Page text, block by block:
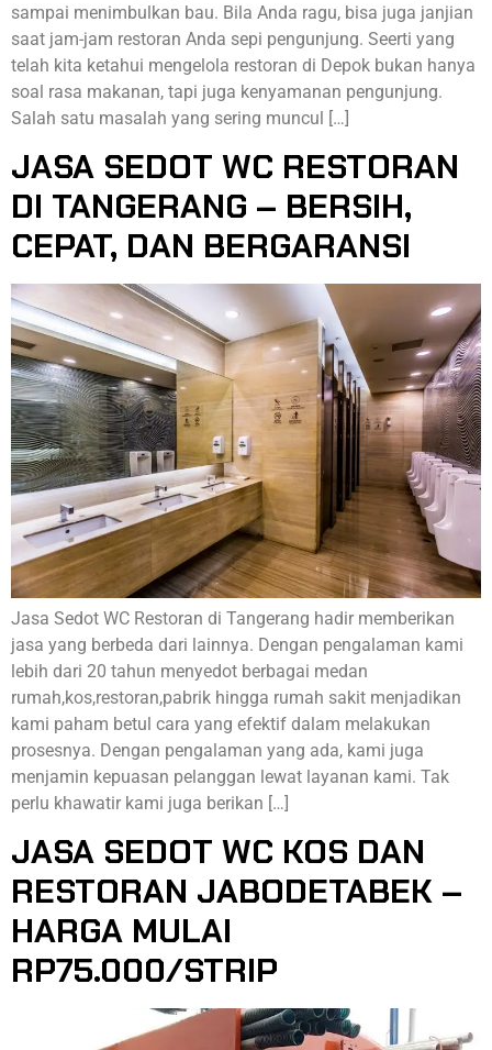
sampai menimbulkan bau. Bila Anda ragu, bisa juga janjian
saat jam-jam restoran Anda sepi pengunjung. Seerti yang
telah kita ketahui mengelola restoran di Depok bukan hanya
soal rasa makanan, tapi juga kenyamanan pengunjung.
Salah satu masalah yang sering muncul […]
JASA SEDOT WC RESTORAN
DI TANGERANG – BERSIH,
CEPAT, DAN BERGARANSI
Jasa Sedot WC Restoran di Tangerang hadir memberikan
jasa yang berbeda dari lainnya. Dengan pengalaman kami
lebih dari 20 tahun menyedot berbagai medan
rumah,kos,restoran,pabrik hingga rumah sakit menjadikan
kami paham betul cara yang efektif dalam melakukan
prosesnya. Dengan pengalaman yang ada, kami juga
menjamin kepuasan pelanggan lewat layanan kami. Tak
perlu khawatir kami juga berikan […]
JASA SEDOT WC KOS DAN
RESTORAN JABODETABEK –
HARGA MULAI
RP75.000/STRIP